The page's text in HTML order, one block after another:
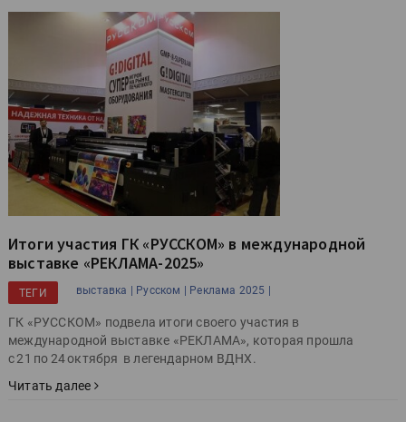
Итоги участия ГК «РУССКОМ» в международной
выставке «РЕКЛАМА-2025»
ТЕГИ выставка | Русском | Реклама 2025 |
ГК «РУССКОМ» подвела итоги своего участия в
международной выставке «РЕКЛАМА», которая прошла
с 21 по 24 октября в легендарном ВДНХ.
Читать далее